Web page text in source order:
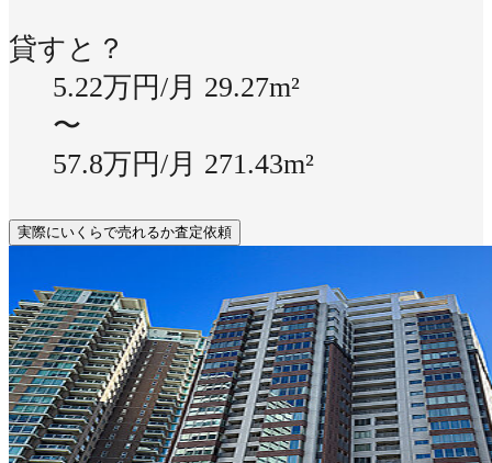
貸すと？
5.22万円/月 29.27m²
〜
57.8万円/月 271.43m²
実際にいくらで売れるか査定依頼